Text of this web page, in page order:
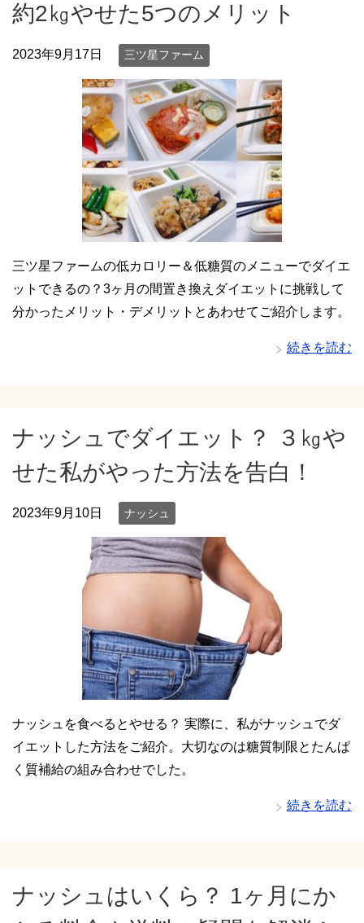
約2㎏やせた5つのメリット
2023年9月17日 三ツ星ファーム
三ツ星ファームの低カロリー＆低糖質のメニューでダイエ
ットできるの？3ヶ月の間置き換えダイエットに挑戦して
分かったメリット・デメリットとあわせてご紹介します。
続きを読む
ナッシュでダイエット？ ３㎏や
せた私がやった方法を告白！
2023年9月10日 ナッシュ
ナッシュを食べるとやせる？ 実際に、私がナッシュでダ
イエットした方法をご紹介。大切なのは糖質制限とたんぱ
く質補給の組み合わせでした。
続きを読む
ナッシュはいくら？ 1ヶ月にか